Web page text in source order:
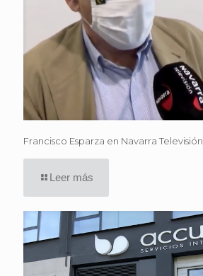
Francisco Esparza en Navarra Televisión
Leer más